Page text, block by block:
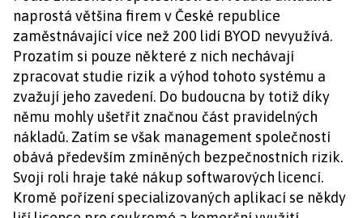
naprostá většina firem v České republice
zaměstnávající více než 200 lidí BYOD nevyužívá.
Prozatím si pouze některé z nich nechávají
zpracovat studie rizik a výhod tohoto systému a
zvažují jeho zavedení. Do budoucna by totiž díky
němu mohly ušetřit značnou část pravidelných
nákladů. Zatím se však management společností
obává především zmíněných bezpečnostních rizik.
Svoji roli hraje také nákup softwarových licencí.
Kromě pořízení specializovaných aplikací se někdy